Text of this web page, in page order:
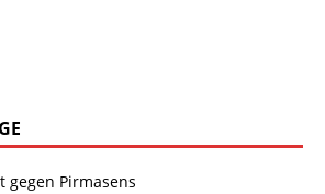
gegen Pirmasens